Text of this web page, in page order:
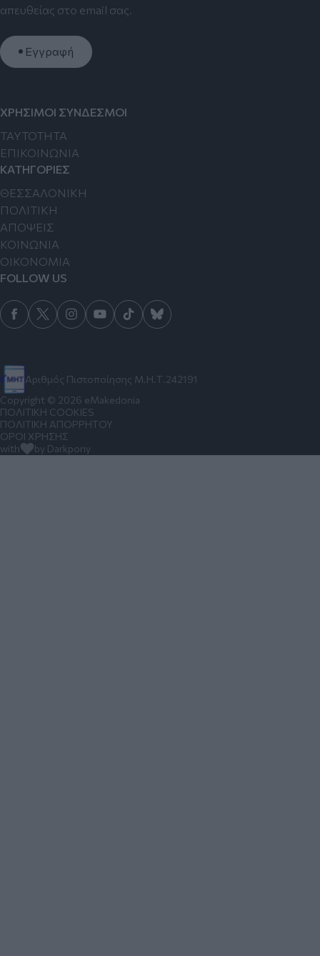
απευθείας στο email σας.
Εγγραφή
Αριθμός Πιστοποίησης Μ.Η.Τ.242191
ΧΡΗΣΙΜΟΙ ΣΥΝΔΕΣΜΟΙ
TAYTOTHTA
ΕΠΙΚΟΙΝΩΝΙΑ
ΚΑΤΗΓΟΡΙΕΣ
ΘΕΣΣΑΛΟΝΙΚΗ
ΠΟΛΙΤΙΚΗ
ΑΠΟΨΕΙΣ
ΚΟΙΝΩΝΙΑ
ΟΙΚΟΝΟΜΙΑ
FOLLOW US
Copyright © 2026 eMakedonia
ΠΟΛΙΤΙΚΗ COOKIES
ΠΟΛΙΤΙΚΗ ΑΠΟΡΡΗΤΟΥ
ΟΡΟΙ ΧΡΗΣΗΣ
with
by Darkpony